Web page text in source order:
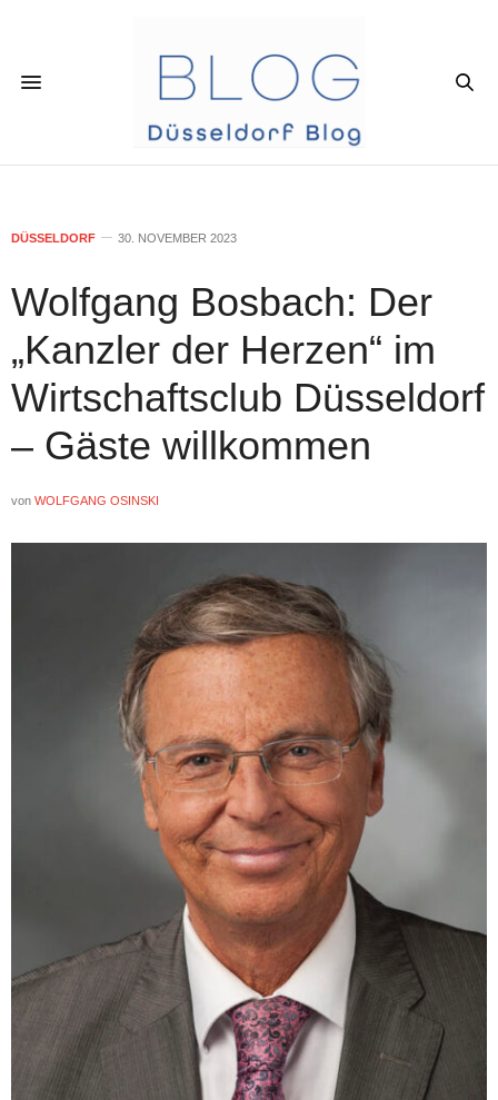
DÜSSELDORF 30. NOVEMBER 2023
Wolfgang Bosbach: Der
„Kanzler der Herzen“ im
Wirtschaftsclub Düsseldorf
– Gäste willkommen
von WOLFGANG OSINSKI